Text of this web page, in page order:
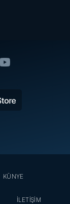
KÜNYE
İLETİŞİM